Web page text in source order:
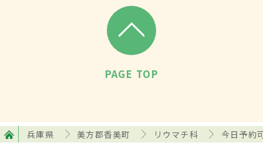
PAGE TOP
兵庫県 美方郡香美町 リウマチ科 今日予約